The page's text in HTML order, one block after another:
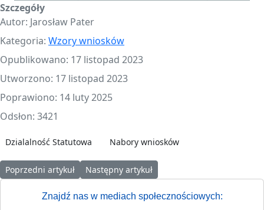
Szczegóły
Autor: Jarosław Pater
Kategoria: Wzory wniosków
Opublikowano: 17 listopad 2023
Utworzono: 17 listopad 2023
Poprawiono: 14 luty 2025
Odsłon: 3421
Dzialalność Statutowa Nabory wniosków
Poprzedni artykuł: 📃Wzory wniosków obowiązujące od
Poprzedni artykuł Następny artykuł: WZORY DOKUMENTÓW
Następny artykuł
Znajdź nas w mediach społecznościowych: